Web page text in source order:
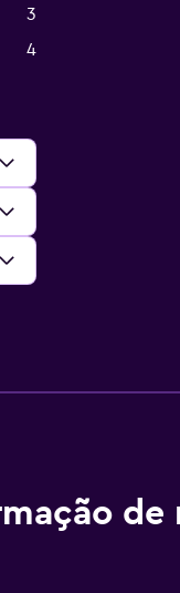
3
4
de